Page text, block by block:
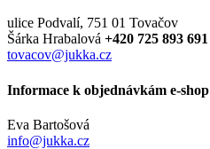
ulice Podvalí, 751 01 Tovačov
Šárka Hrabalová +420 725 893 691
tovacov@jukka.cz
Informace k objednávkám e-shop
Eva Bartošová
info@jukka.cz